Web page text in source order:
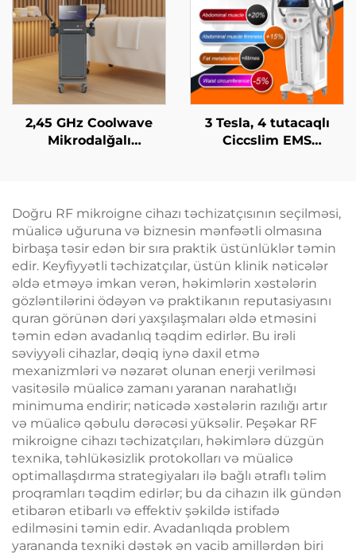
2,45 GHz Coolwave
Mikrodalğalı
və Gərginləşdirilməsi,
Üzün Radiofrekvanslı
Emalı, Çəki Itirmə və
Bədənin İncələnməsi
3 Tesla, 4 tutacaqlı
Ciccslim EMS
Stimulyasiya
Doğru RF mikroigne cihazı təchizatçısının seçilməsi,
müalicə uğuruna və biznesin mənfəətli olmasına
birbaşa təsir edən bir sıra praktik üstünlüklər təmin
edir. Keyfiyyətli təchizatçılar, üstün klinik nəticələr
əldə etməyə imkan verən, həkimlərin xəstələrin
gözləntilərini ödəyən və praktikanın reputasiyasını
quran görünən dəri yaxşılaşmaları əldə etməsini
təmin edən avadanlıq təqdim edirlər. Bu irəli
səviyyəli cihazlar, dəqiq iynə daxil etmə
mexanizmləri və nəzarət olunan enerji verilməsi
vasitəsilə müalicə zamanı yaranan narahatlığı
minimuma endirir; nəticədə xəstələrin razılığı artır
və müalicə qəbulu dərəcəsi yüksəlir. Peşəkar RF
mikroigne cihazı təchizatçıları, həkimlərə düzgün
texnika, təhlükəsizlik protokolları və müalicə
optimallaşdırma strategiyaları ilə bağlı ətraflı təlim
proqramları təqdim edirlər; bu da cihazın ilk gündən
etibarən etibarlı və effektiv şəkildə istifadə
edilməsini təmin edir. Avadanlıqda problem
yarananda texniki dəstək ən vacib amillərdən biri